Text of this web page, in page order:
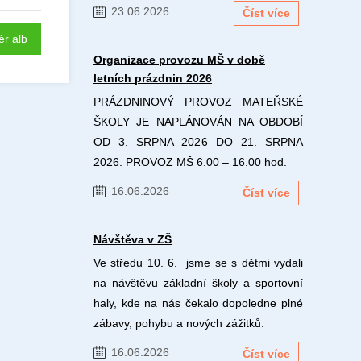
alb
23.06.2026 Číst více
Organizace provozu MŠ v době
letních prázdnin 2026
PRÁZDNINOVÝ PROVOZ MATEŘSKÉ
ŠKOLY JE NAPLÁNOVÁN NA OBDOBÍ
OD 3. SRPNA 2026 DO 21. SRPNA
2026. PROVOZ MŠ 6.00 – 16.00 hod.
16.06.2026 Číst více
Návštěva v ZŠ
Ve středu 10. 6. jsme se s dětmi vydali
na návštěvu základní školy a sportovní
haly, kde na nás čekalo dopoledne plné
zábavy, pohybu a nových zážitků.
16.06.2026 Číst více